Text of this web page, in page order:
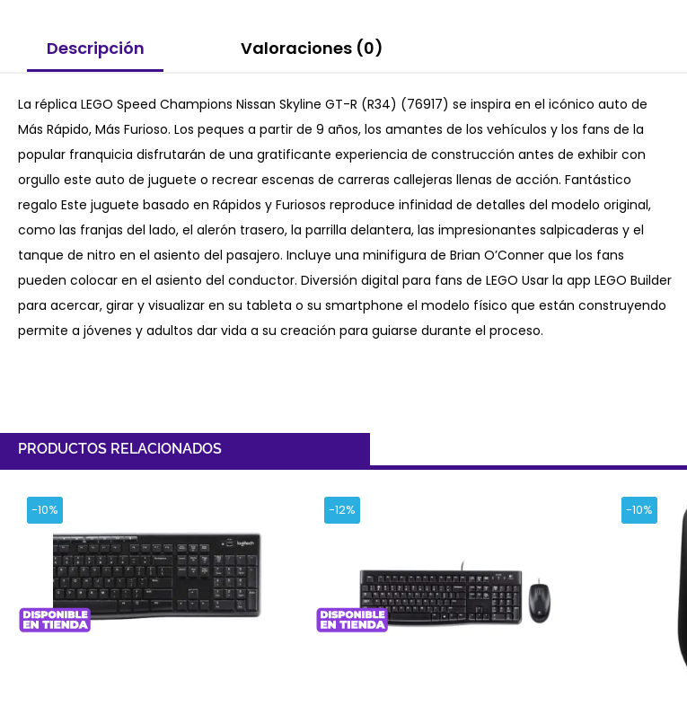
Descripción Valoraciones (0)
La réplica LEGO Speed Champions Nissan Skyline GT-R (R34) (76917) se inspira en el icónico auto de
Más Rápido, Más Furioso. Los peques a partir de 9 años, los amantes de los vehículos y los fans de la
popular franquicia disfrutarán de una gratificante experiencia de construcción antes de exhibir con
orgullo este auto de juguete o recrear escenas de carreras callejeras llenas de acción. Fantástico
regalo Este juguete basado en Rápidos y Furiosos reproduce infinidad de detalles del modelo original,
como las franjas del lado, el alerón trasero, la parrilla delantera, las impresionantes salpicaderas y el
tanque de nitro en el asiento del pasajero. Incluye una minifigura de Brian O’Conner que los fans
pueden colocar en el asiento del conductor. Diversión digital para fans de LEGO Usar la app LEGO Builder
para acercar, girar y visualizar en su tableta o su smartphone el modelo físico que están construyendo
permite a jóvenes y adultos dar vida a su creación para guiarse durante el proceso.
PRODUCTOS RELACIONADOS
-10% -12% -10%